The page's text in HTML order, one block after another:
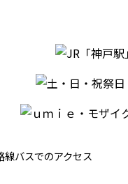
線バスでのアクセス